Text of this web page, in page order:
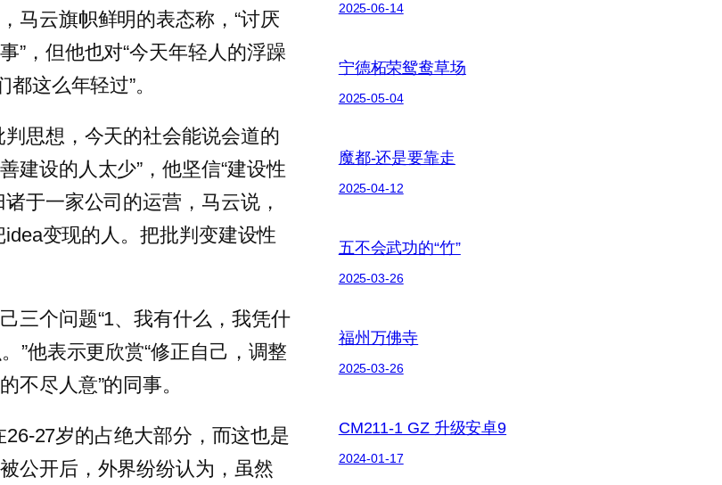
马云旗帜鲜明的表态称，“讨厌
”，但他也对“今天年轻人的浮躁
这么年轻过”。
思想，今天的社会能说会道的
建设的人太少”，他坚信“建设性
于一家公司的运营，马云说，
变现的人。把批判变建设性
三个问题“1、我有什么，我凭什
”他表示更欣赏“修正自己，调整
不尽人意”的同事。
27岁的占绝大部分，而这也是
公开后，外界纷纷认为，虽然
2025-06-14
宁德柘荣鸳鸯草场
2025-05-04
魔都-还是要靠走
2025-04-12
五不会武功的“竹”
2025-03-26
福州万佛寺
2025-03-26
CM211-1 GZ 升级安卓9
2024-01-17